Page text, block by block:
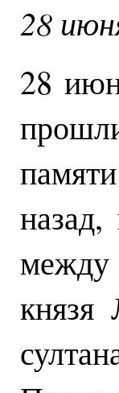
28
28
между
князя